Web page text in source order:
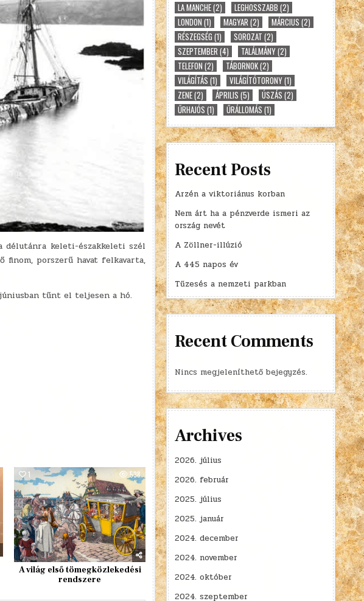
keleti-északkeleti szél
porszerű havat felkavarta,
tűnt el teljesen a hó.
1 538
A világ első tömegközlekedési
rendszere
LA MANCHE(2) LEGHOSSZABB (2)
LONDON (1) MAGYAR (2) MÁRCIUS (2)
RÉSZEGSÉG (1) SOROZAT (2)
SZEPTEMBER (4) TALÁLMÁNY(2)
TELEFON (2) TÁBORNOK(2)
VILÁGÍTÁS (1) VILÁGÍTÓTORONY(1)
ZENE(2) ÁPRILIS (5) ÚSZÁS (2)
ŰRHAJÓS (1) ŰRÁLLOMÁS (1)
Recent Posts
Arzén a viktoriánus korban
Nem árt ha a pénzverde ismeri az
ország nevét
A Zöllner-illúzió
A 445 napos év
Tűzesés a nemzeti parkban
Recent Comments
Nincs megjeleníthető bejegyzés.
Archives
2026. július
2026. február
2025. július
2025. január
2024. december
2024. november
2024. október
2024. szeptember